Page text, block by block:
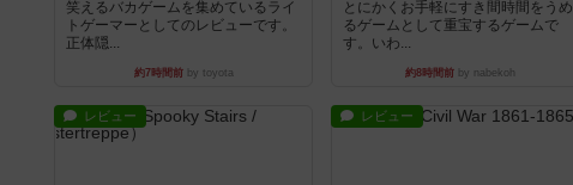
笑えるバカゲームを集めているライ
トゲーマーとしてのレビューです。
正体隠...
約7時間前by toyota
とにかくお手軽にすき間時間をうめ
るゲームとして重宝するゲームで
す。いわ...
約8時間前 by nabekoh
レビュー レビュー